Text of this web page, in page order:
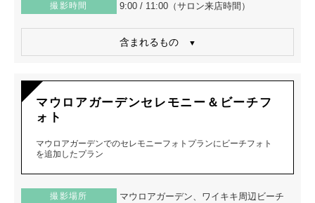
撮影時間 9:00 / 11:00（サロン来店時間）
含まれるもの
マウロアガーデンセレモニー＆ビーチフ
ォト
マウロアガーデンでのセレモニーフォトプランにビーチフォト
を追加したプラン
撮影場所 マウロアガーデン、ワイキキ周辺ビーチ